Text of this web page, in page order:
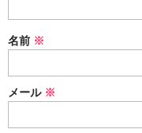
名前 ※
メール ※